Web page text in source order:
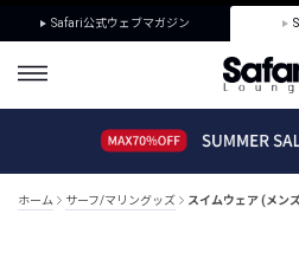
Safari公式ウェブマガジン
ホーム サーフ/マリングッズ スイムウェア (メン